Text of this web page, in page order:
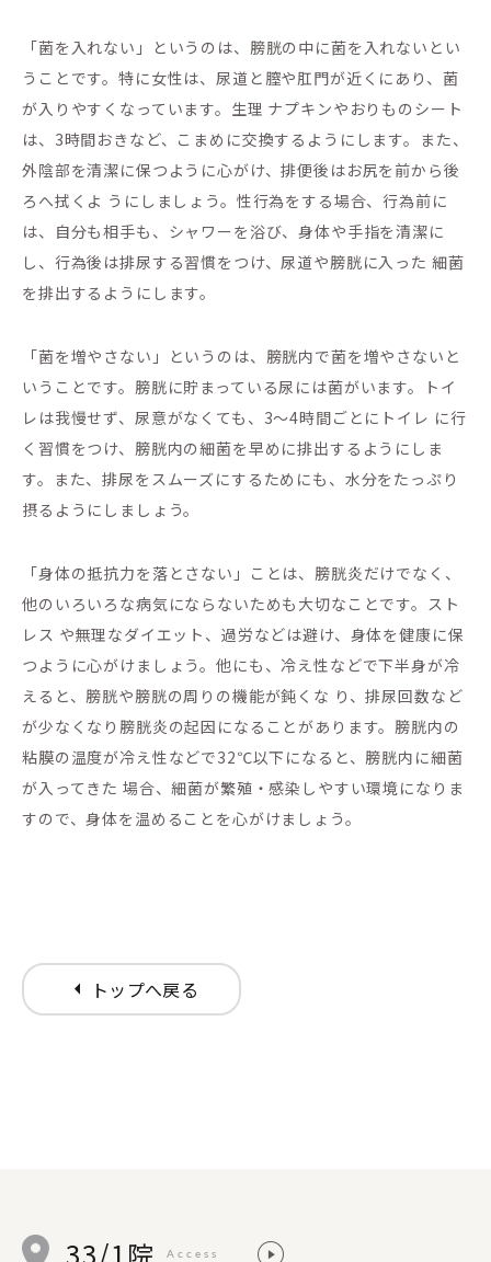
「菌を入れない」というのは、膀胱の中に菌を入れないとい
うことです。特に女性は、尿道と膣や肛門が近くにあり、菌
が入りやすくなっています。生理 ナプキンやおりものシート
は、3時間おきなど、こまめに交換するようにします。また、
外陰部を清潔に保つように心がけ、排便後はお尻を前から後
ろへ拭くよ うにしましょう。性行為をする場合、行為前に
は、自分も相手も、シャワーを浴び、身体や手指を清潔に
し、行為後は排尿する習慣をつけ、尿道や膀胱に入った 細菌
を排出するようにします。
「菌を増やさない」というのは、膀胱内で菌を増やさないと
いうことです。膀胱に貯まっている尿には菌がいます。トイ
レは我慢せず、尿意がなくても、3～4時間ごとにトイレ に行
く習慣をつけ、膀胱内の細菌を早めに排出するようにしま
す。また、排尿をスムーズにするためにも、水分をたっぷり
摂るようにしましょう。
「身体の抵抗力を落とさない」ことは、膀胱炎だけでなく、
他のいろいろな病気にならないためも大切なことです。スト
レス や無理なダイエット、過労などは避け、身体を健康に保
つように心がけましょう。他にも、冷え性などで下半身が冷
えると、膀胱や膀胱の周りの機能が鈍くな り、排尿回数など
が少なくなり膀胱炎の起因になることがあります。膀胱内の
粘膜の温度が冷え性などで32℃以下になると、膀胱内に細菌
が入ってきた 場合、細菌が繁殖・感染しやすい環境になりま
すので、身体を温めることを心がけましょう。
arrow_left トップへ戻る
33/1院 Access